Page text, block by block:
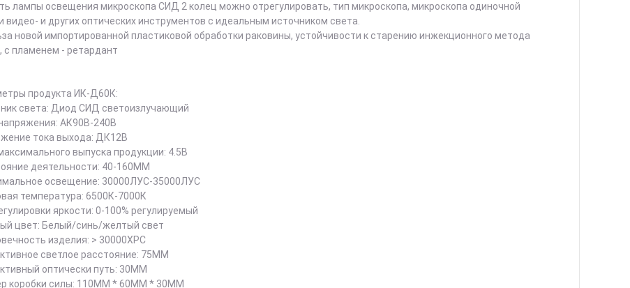
лампы освещения микроскопа СИД 2 колец можно отрегулировать, тип микроскопа, микроскопа одиночной
видео- и других оптических инструментов с идеальным источником света.
новой импортированной пластиковой обработки раковины, устойчивости к старению инжекционного метода
с пламенем - ретардант
продукта ИК-Д60К:
света: Диод СИД светоизлучающий
АК90В-240В
тока выхода: ДК12В
выпуска продукции: 4.5В
деятельности: 40-160ММ
освещение: 30000ЛУС-35000ЛУС
температура: 6500К-7000К
яркости: 0-100% регулируемый
цвет: Белый/синь/желтый свет
изделия: > 30000ХРС
светлое расстояние: 75ММ
оптически путь: 30ММ
коробки силы: 110ММ * 60ММ * 30ММ